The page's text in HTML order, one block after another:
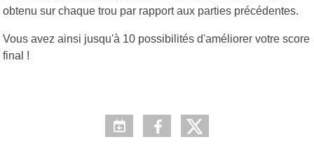
obtenu sur chaque trou par rapport aux parties précédentes.
Vous avez ainsi jusqu'à 10 possibilités d'améliorer votre score
final !